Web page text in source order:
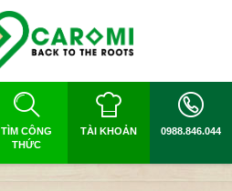
TÌM CÔNG
THỨC
TÀI KHOẢN 0988.846.044